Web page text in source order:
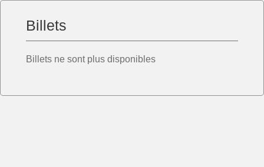
Billets
Billets ne sont plus disponibles